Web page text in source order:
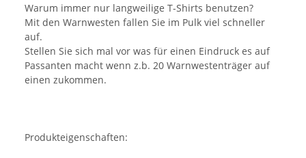
Warum immer nur langweilige T-Shirts benutzen?
Mit den Warnwesten fallen Sie im Pulk viel schneller
auf.
Stellen Sie sich mal vor was für einen Eindruck es auf
Passanten macht wenn z.b. 20 Warnwestenträger auf
einen zukommen.
Produkteigenschaften: